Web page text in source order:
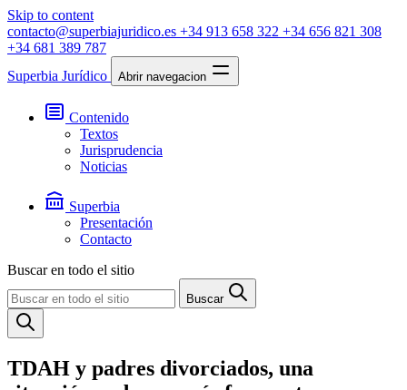
Skip to content
contacto@superbiajuridico.es +34 913 658 322 +34 656 821 308
+34 681 389 787
Superbia Jurídico
Abrir navegacion
Contenido
Textos
Jurisprudencia
Noticias
Superbia
Presentación
Contacto
Buscar en todo el sitio
Buscar
TDAH y padres divorciados, una